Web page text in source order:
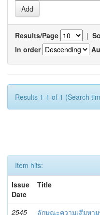
Results/Page |
In order
Results 1-1 of 1 (Search
Item hits:
Issue
Date
Title
2545
ลักษณะความเสียหาย